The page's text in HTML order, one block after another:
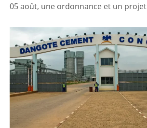
05 août, une ordonnance et un projet